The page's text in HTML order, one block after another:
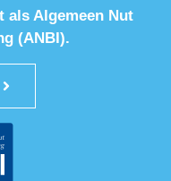
als Algemeen Nut
(ANBI).